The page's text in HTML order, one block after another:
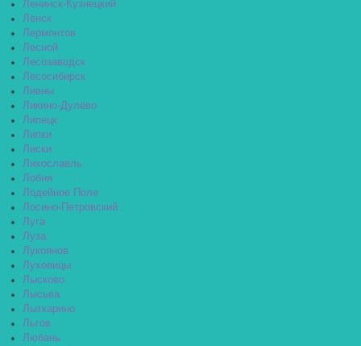
Ленинск-Кузнецкий
Ленск
Лермонтов
Лесной
Лесозаводск
Лесосибирск
Ливны
Ликино-Дулёво
Липецк
Липки
Лиски
Лихославль
Лобня
Лодейное Поле
Лосино-Петровский
Луга
Луза
Лукоянов
Луховицы
Лысково
Лысьва
Лыткарино
Льгов
Любань